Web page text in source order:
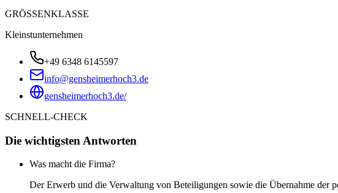
GRÖSSENKLASSE
Kleinstunternehmen
+49 6348 6145597
info@gensheimerhoch3.de
gensheimerhoch3.de/
SCHNELL-CHECK
Die wichtigsten Antworten
Was macht die Firma?
Der Erwerb und die Verwaltung von Beteiligungen sowie die Übernahme der